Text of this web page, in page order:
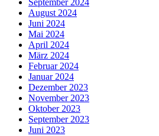
September 2024
August 2024
Juni 2024
Mai 2024
April 2024
März 2024
Februar 2024
Januar 2024
Dezember 2023
November 2023
Oktober 2023
September 2023
Juni 2023